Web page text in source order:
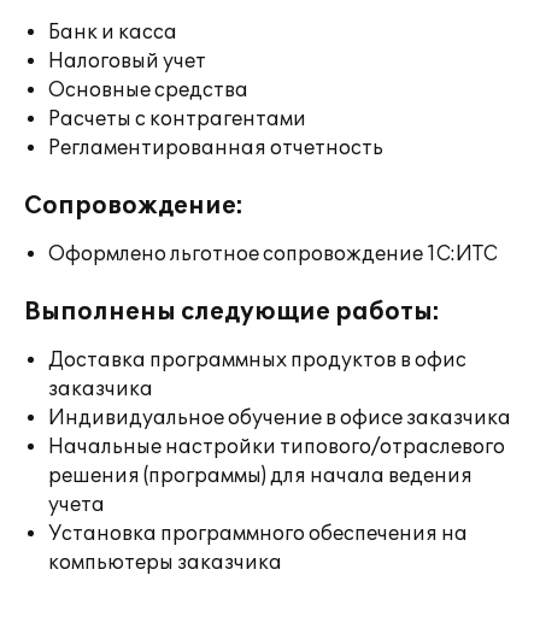
Банк и касса
Налоговый учет
Основные средства
Расчеты с контрагентами
Регламентированная отчетность
Сопровождение:
Оформлено льготное сопровождение 1С:ИТС
Выполнены следующие работы:
Доставка программных продуктов в офис
заказчика
Индивидуальное обучение в офисе заказчика
Начальные настройки типового/отраслевого
решения (программы) для начала ведения
учета
Установка программного обеспечения на
компьютеры заказчика